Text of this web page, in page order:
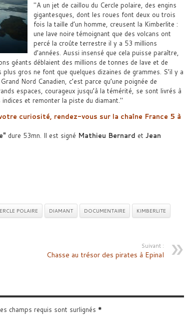
A un jet de caillou du Cercle polaire, des engins
gigantesques, dont les roues font deux ou trois
fois la taille d’un homme, creusent la Kimberlite :
une lave noire témoignant que des volcans ont
percé la croûte terrestre il y a 53 millions
d’années. Aussi insensé que cela puisse paraître,
géants déblaient des millions de tonnes de lave et de
gros ne font que quelques dizaines de grammes. S’il y a
Nord Canadien, c’est parce qu’une poignée de
espaces, courageux jusqu’à la témérité, se sont livrés à
et remonter la piste du diamant.
curiosité, rendez-vous sur la chaîne France 5 à
dure 53mn. Il est signé Mathieu Bernard et Jean
POLAIRE DIAMANT DOCUMENTAIRE
KIMBERLITE
Suivant :
Chasse au trésor des pirates à Epinal
champs requis sont surlignés *